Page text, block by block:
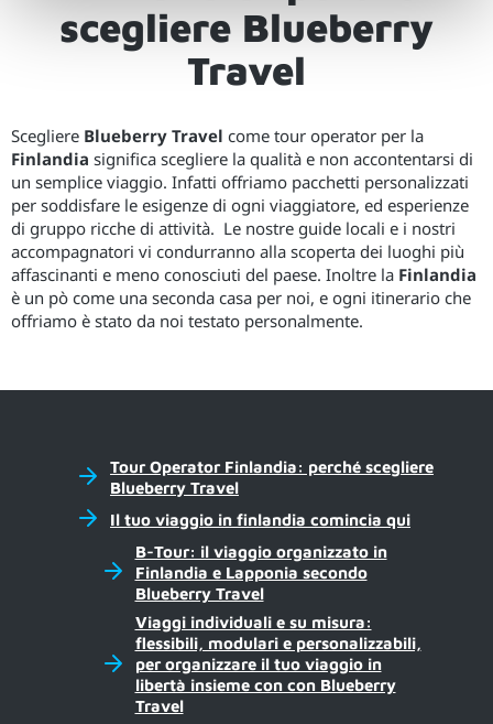
scegliere Blueberry
Travel
Scegliere Blueberry Travel come tour operator per la
Finlandia significa scegliere la qualità e non accontentarsi di
un semplice viaggio. Infatti offriamo pacchetti personalizzati
per soddisfare le esigenze di ogni viaggiatore, ed esperienze
di gruppo ricche di attività. Le nostre guide locali e i nostri
accompagnatori vi condurranno alla scoperta dei luoghi più
affascinanti e meno conosciuti del paese. Inoltre la Finlandia
è un pò come una seconda casa per noi, e ogni itinerario che
offriamo è stato da noi testato personalmente.
Tour Operator Finlandia: perché scegliere
Blueberry Travel
Il tuo viaggio in finlandia comincia qui
B-Tour: il viaggio organizzato in
Finlandia e Lapponia secondo
Blueberry Travel
Viaggi individuali e su misura:
flessibili, modulari e personalizzabili,
per organizzare il tuo viaggio in
libertà insieme con con Blueberry
Travel